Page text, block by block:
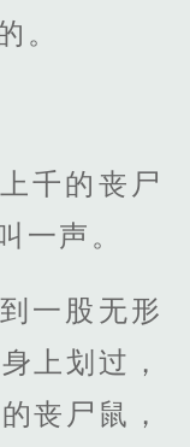
。
千的丧尸
一声。
一股无形
上划过，
丧尸鼠，